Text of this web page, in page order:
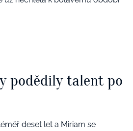
podědily talent po
deset let a Miriam se